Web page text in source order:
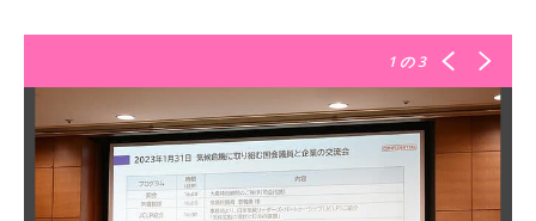
1 の 3